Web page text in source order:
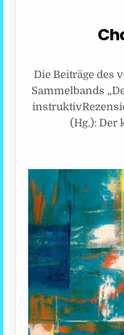
Die Beiträge des
Sammelbands
(Hg.): Der